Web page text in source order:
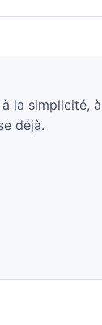
la simplicité,
déjà.